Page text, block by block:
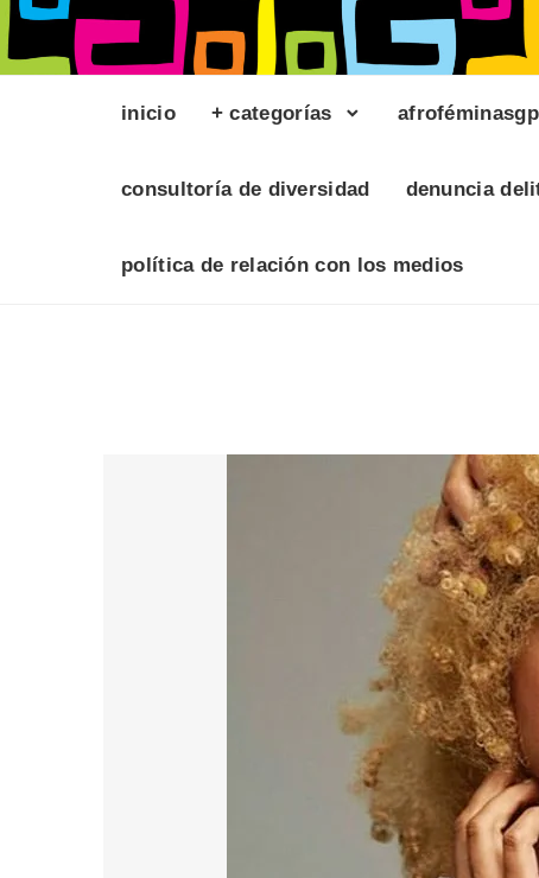
inicio + categorías
consultoría de diversidad denuncia
política de relación con los medios